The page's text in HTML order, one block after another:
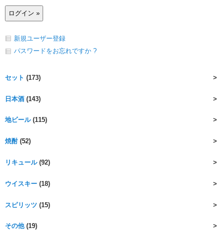
新規ユーザー登録
パスワードをお忘れですか ?
セット (173)
日本酒 (143)
地ビール(115)
焼酎(52)
リキュール(92)
ウイスキー (18)
スピリッツ (15)
その他(19)